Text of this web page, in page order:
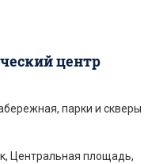
центр
парки и скверы
Центральная площадь,